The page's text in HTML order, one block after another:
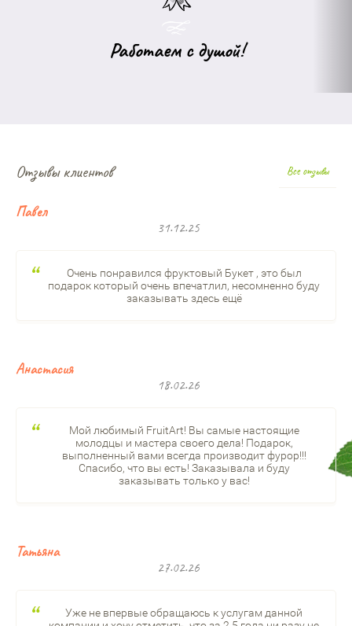
Работаем с душой!
Отзывы клиентов Все отзывы
Павел
31.12.25
Очень понравился фруктовый Букет , это был
подарок который очень впечатлил, несомненно буду
заказывать здесь ещё
Анастасия
18.02.26
Мой любимый FruitArt! Вы самые настоящие
молодцы и мастера своего дела! Подарок,
выполненный вами всегда производит фурор!!!
Спасибо, что вы есть! Заказывала и буду
заказывать только у вас!
Татьяна
27.02.26
Уже не впервые обращаюсь к услугам данной